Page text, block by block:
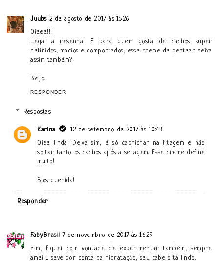
Juubs 2 de agosto de 2017 às 15:26
Oieee!!!
Legal a resenha! E para quem gosta de cachos super
definidos, macios e comportados, esse creme de pentear deixa
assim também?
Beijo.
RESPONDER
Respostas
Karina
12 de setembro de 2017 às 10:43
Oiee linda! Deixa sim, é só caprichar na fitagem e não
soltar tanto os cachos após a secagem. Esse creme define
muito!
Bjos querida!
Responder
FabyBrasil 7 de novembro de 2017 às 16:29
Him, fiquei com vontade de experimentar também, sempre
amei Elseve por conta da hidratação, seu cabelo tá lindo.